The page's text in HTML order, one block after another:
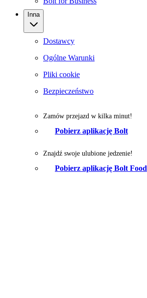
Inna
Dostawcy
Ogólne Warunki
Pliki cookie
Bezpieczeństwo
Zamów przejazd w kilka minut!
Pobierz aplikację Bolt
Znajdź swoje ulubione jedzenie!
Pobierz aplikację Bolt Food